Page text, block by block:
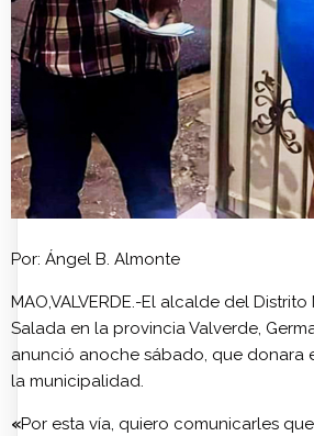
Por: Ángel B. Almonte
MAO,VALVERDE.-El alcalde del
Salada en la provincia Valverde,
anunció anoche sábado, que donara
la municipalidad.
«Por esta vía, quiero comunicarles